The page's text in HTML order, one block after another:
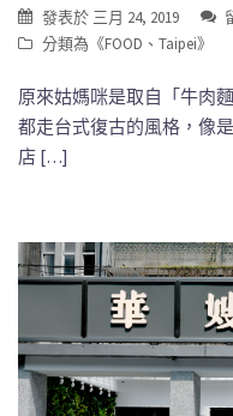
發表於 三月 24, 2019
分類為《FOOD 、 Taipei》
原來姑媽咪是取自「牛肉
都走台式復古的風格，像
店 […]